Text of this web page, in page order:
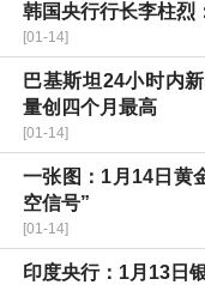
韩国央行行长李柱烈
[01-14]
巴基斯坦24小时内
量创四个月最高
[01-14]
一张图：1月14日黄
空信号”
[01-14]
印度央行：1月13日